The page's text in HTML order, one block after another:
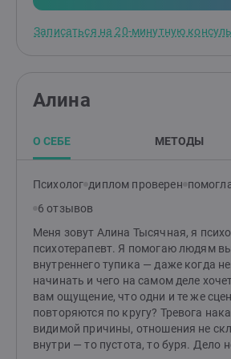
конфиденциальной? Да, я
смелое решение. Но я верю, что это
Записаться на 20-минутную
Алина
О СЕБЕ МЕТОДЫ
Психолог диплом проверен
6 отзывов
Меня зовут Алина Тысячная, я
психотерапевт. Я помогаю людям
внутреннего тупика — даже когда
начинать и чего на самом деле
вам ощущение, что одни и те же
повторяются по кругу? Тревога
видимой причины, отношения не
внутри — то пустота, то буря. Дело